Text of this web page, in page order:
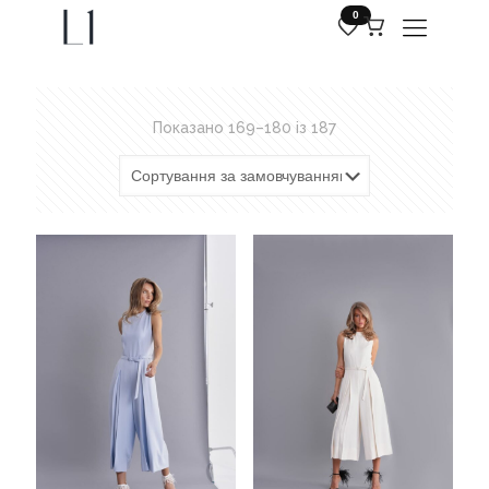
0
Показано 169–180 із 187